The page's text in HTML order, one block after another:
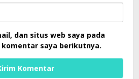
dan situs web saya pada
saya berikutnya.